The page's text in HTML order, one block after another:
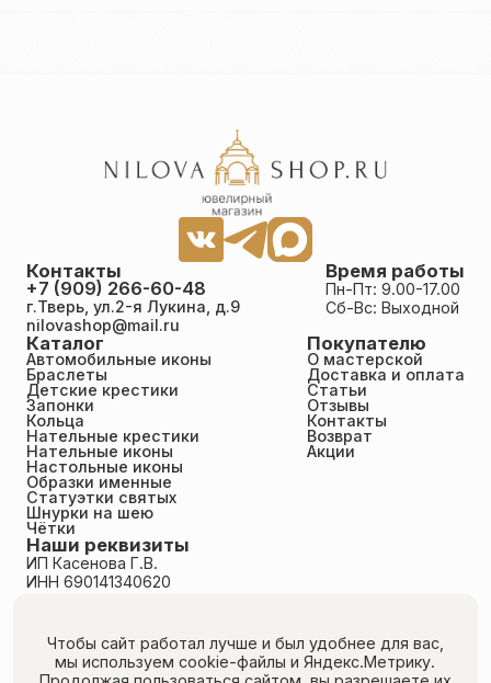
Каталог
Автомобильные иконы
Браслеты
Детские крестики
Запонки
Кольца
Нательные крестики
Нательные иконы
Настольные иконы
Образки именные
Статуэтки святых
Шнурки на шею
Чётки
Покупателю
О мастерской
Доставка и оплата
Статьи
Отзывы
Контакты
Возврат
Акции
Время работы
Пн-Пт: 9.00-17.00
Сб-Вс: Выходной
Контакты
+7 (909) 266-60-48
г.Тверь, ул.2-я Лукина, д.9
nilovashop@mail.ru
Наши реквизиты
ИП Касенова Г.В.
ИНН 690141340620
Пользовательское соглашение
Публичная оферта
Согласие на обработку персональных данных
Чтобы сайт работал лучше и был удобнее для вас,
мы используем cookie-файлыи Яндекс.Метрику.